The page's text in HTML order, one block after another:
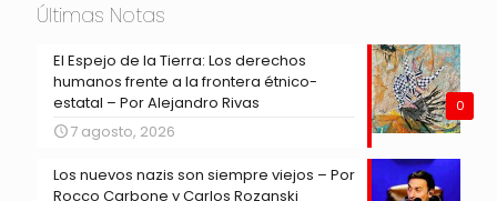
Últimas Notas
0
El Espejo de la Tierra: Los derechos
humanos frente a la frontera étnico-
estatal – Por Alejandro Rivas
7 agosto, 2026
Los nuevos nazis son siempre viejos – Por
Rocco Carbone y Carlos Rozanski